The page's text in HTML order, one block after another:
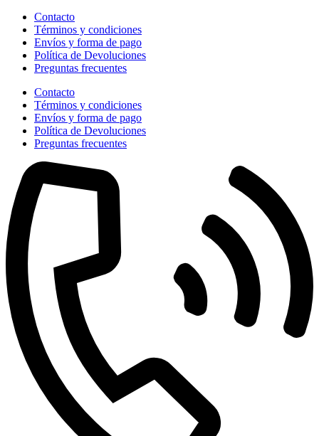
Contacto
Términos y condiciones
Envíos y forma de pago
Política de Devoluciones
Preguntas frecuentes
Contacto
Términos y condiciones
Envíos y forma de pago
Política de Devoluciones
Preguntas frecuentes